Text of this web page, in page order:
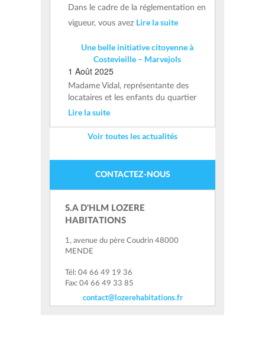
Dans le cadre de la réglementation en
vigueur, vous avez Lire la suite
Une belle initiative citoyenne à
Costevieille – Marvejols
1 Août 2025
Madame Vidal, représentante des
locataires et les enfants du quartier
Lire la suite
Voir toutes les actualités
CONTACTEZ-NOUS
S.A D'HLM LOZERE
HABITATIONS
1, avenue du père Coudrin 48000
MENDE
Tél: 04 66 49 19 36
Fax: 04 66 49 33 85
contact@lozerehabitations.fr